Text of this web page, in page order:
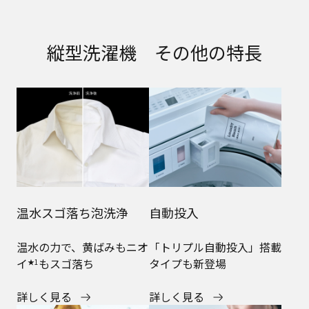
縦型洗濯機 その他の特長
温水スゴ落ち泡洗浄​
温水の力で、黄ばみもニオ
イ★1もスゴ落ち
詳しく見る
自動投入
「トリプル自動投入」搭載
タイプも新登場
詳しく見る